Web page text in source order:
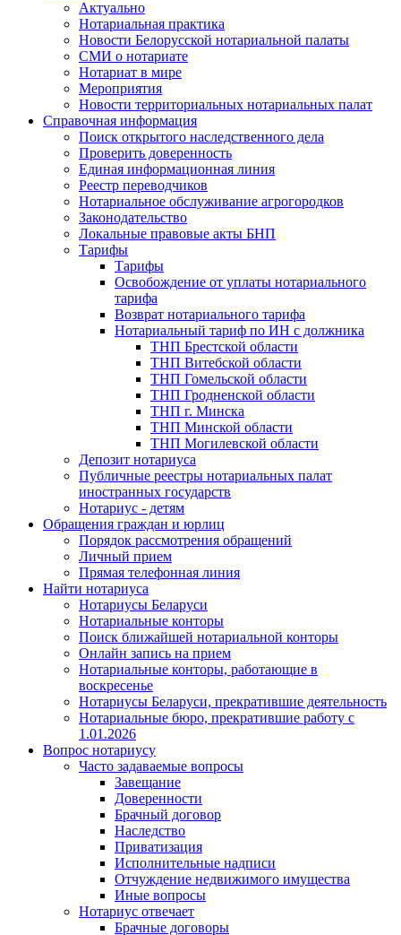
Актуально
Нотариальная практика
Новости Белорусской нотариальной палаты
СМИ о нотариате
Нотариат в мире
Мероприятия
Новости территориальных нотариальных палат
Справочная информация
Поиск открытого наследственного дела
Проверить доверенность
Единая информационная линия
Реестр переводчиков
Нотариальное обслуживание агрогородков
Законодательство
Локальные правовые акты БНП
Тарифы
Тарифы
Освобождение от уплаты нотариального
тарифа
Возврат нотариального тарифа
Нотариальный тариф по ИН с должника
ТНП Брестской области
ТНП Витебской области
ТНП Гомельской области
ТНП Гродненской области
ТНП г. Минска
ТНП Минской области
ТНП Могилевской области
Депозит нотариуса
Публичные реестры нотариальных палат
иностранных государств
Нотариус - детям
Обращения граждан и юрлиц
Порядок рассмотрения обращений
Личный прием
Прямая телефонная линия
Найти нотариуса
Нотариусы Беларуси
Нотариальные конторы
Поиск ближайшей нотариальной конторы
Онлайн запись на прием
Нотариальные конторы, работающие в
воскресенье
Нотариусы Беларуси, прекратившие деятельность
Нотариальные бюро, прекратившие работу с
1.01.2026
Вопрос нотариусу
Часто задаваемые вопросы
Завещание
Доверенности
Брачный договор
Наследство
Приватизация
Исполнительные надписи
Отчуждение недвижимого имущества
Иные вопросы
Нотариус отвечает
Брачные договоры